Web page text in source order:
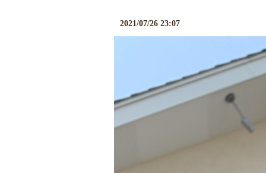
2021/07/26 23:07